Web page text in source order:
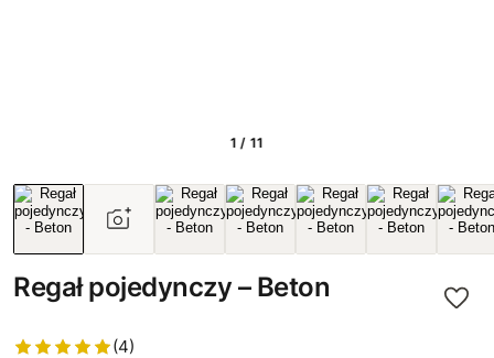
1 / 11
Regał pojedynczy – Beton
(4)